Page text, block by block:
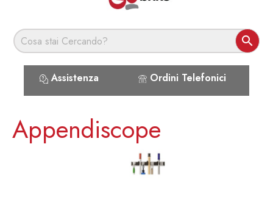

Assistenza Ordini Telefonici
Appendiscope